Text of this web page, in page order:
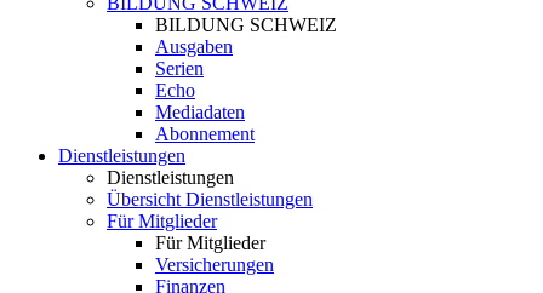
BILDUNG SCHWEIZ
Ausgaben
Serien
Echo
Mediadaten
Abonnement
Dienstleistungen
Dienstleistungen
Übersicht Dienstleistungen
Für Mitglieder
Für Mitglieder
Versicherungen
Finanzen